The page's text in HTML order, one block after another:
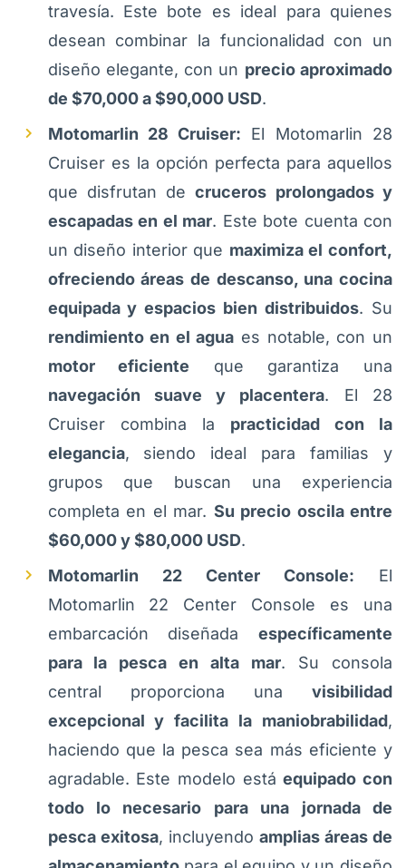
travesía. Este bote es ideal para quienes
desean combinar la funcionalidad con un
diseño elegante, con un precio aproximado
de $70,000 a $90,000 USD.
Motomarlin 28 Cruiser: El Motomarlin 28
Cruiser es la opción perfecta para aquellos
que disfrutan decruceros prolongados y
escapadas en el mar. Este bote cuenta con
un diseño interior que maximiza el confort,
ofreciendo áreas de descanso, una cocina
equipada y espacios bien distribuidos. Su
rendimiento en el agua es notable, con un
motor eficiente que garantiza una
navegación suave y placentera. El 28
Cruiser combina la practicidad con la
elegancia, siendo ideal para familias y
grupos que buscan una experiencia
completa en el mar. Su precio oscila entre
$60,000 y $80,000 USD.
Motomarlin 22 Center Console: El
Motomarlin 22 Center Console es una
embarcación diseñada específicamente
para la pesca en alta mar. Su consola
central proporciona una visibilidad
excepcional y facilita la maniobrabilidad,
haciendo que la pesca sea más eficiente y
agradable. Este modelo estáequipado con
todo lo necesario para una jornada de
pesca exitosa, incluyendo amplias áreas de